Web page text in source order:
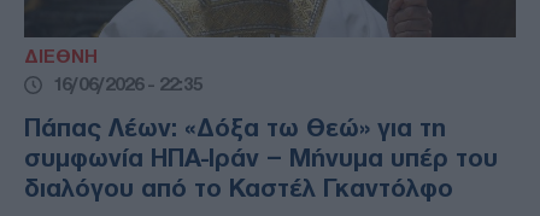
ΔΙΕΘΝΗ
16/06/2026 - 22:35
Πάπας Λέων: «Δόξα τω Θεώ» για τη
συμφωνία ΗΠΑ-Ιράν – Μήνυμα υπέρ του
διαλόγου από το Καστέλ Γκαντόλφο